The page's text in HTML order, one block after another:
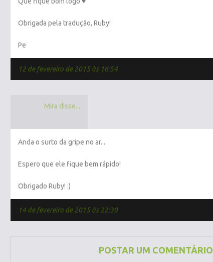
Obrigada pela tradução, Ruby!
Pe
12 de fevereiro de 2015 às 16:54
Mira disse...
Anda o surto da gripe no ar...
Espero que ele fique bem rápido!
Obrigado Ruby! :)
14 de fevereiro de 2015 às 22:30
POSTAR UM COMENTÁRIO